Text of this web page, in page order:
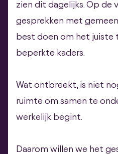
zien dit dagelijks. Op de
gesprekken met
best doen om het juiste
beperkte kaders.
Wat ontbreekt, is niet
ruimte om samen te
werkelijk begint.
Daarom willen we het